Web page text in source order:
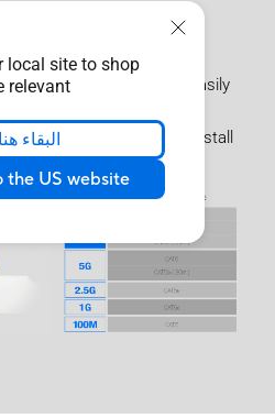
local site to shop
relevant
البقاء هنا
the US website
LAN port so you can easily
using standard, readily
avoiding the need to install